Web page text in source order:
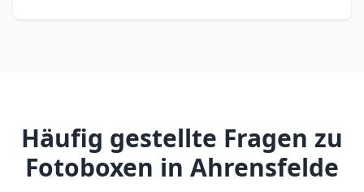
Häufig gestellte Fragen zu
Fotoboxen in Ahrensfelde